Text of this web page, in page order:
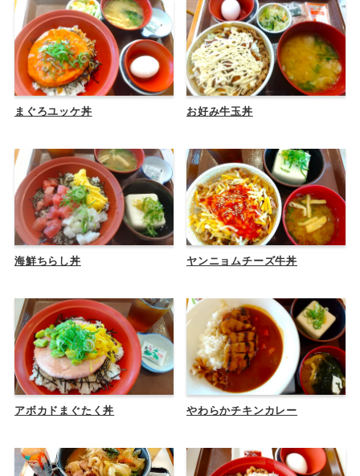
まぐろユッケ丼 お好み牛玉丼
海鮮ちらし丼 ヤンニョムチーズ牛丼
アボカドまぐたく丼 やわらかチキンカレー